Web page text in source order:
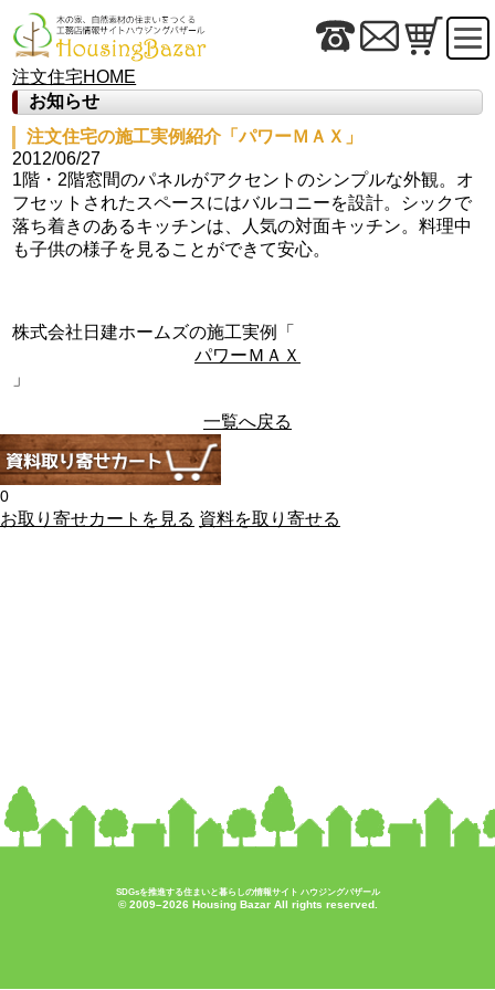
注文住宅HOME
お知らせ
注文住宅の施工実例紹介「パワーＭＡＸ」
2012/06/27
1階・2階窓間のパネルがアクセントのシンプルな外観。オ
フセットされたスペースにはバルコニーを設計。シックで
落ち着きのあるキッチンは、人気の対面キッチン。料理中
も子供の様子を見ることができて安心。
株式会社日建ホームズの施工実例「
パワーＭＡＸ
」
一覧へ戻る
0
お取り寄せカートを見る 資料を取り寄せる
SDGsを推進する住まいと暮らしの情報サイト ハウジングバザール
© 2009–2026 Housing Bazar All rights reserved.